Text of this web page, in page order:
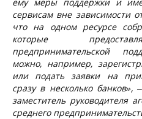
сервисам вне зависимости
что на одном ресурсе
которые
предпринимательской
можно, например,
или подать заявки на
сразу в несколько банков»,
заместитель руководителя
среднего